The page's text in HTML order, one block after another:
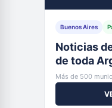
Buenos Aires
Noticias
de toda
Más de 500